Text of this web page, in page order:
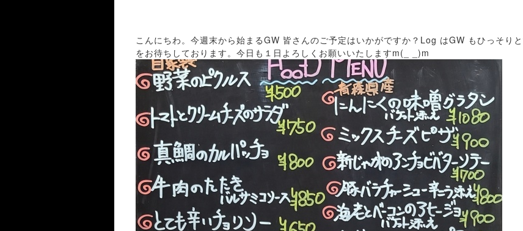
こんにちわ。今週末から始まるGW 皆さんのご予定はいかがですか？Log はGW もひっそり
をお待ちしております。今日も１日よろしくお願いいたしますm(_ _)m